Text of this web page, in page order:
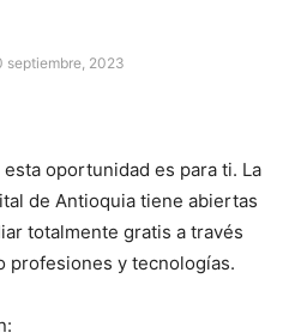
septiembre, 2023
oportunidad es para ti. La
de Antioquia tiene abiertas
totalmente gratis a través
profesiones y tecnologías.